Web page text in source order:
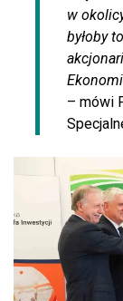
w
byłoby
– mówi